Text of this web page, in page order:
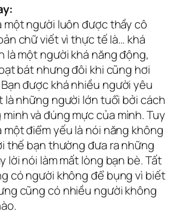
một người luôn được thầy cô
chữ viết vì thực tế là… khá
là một người khá năng động,
bát nhưng đôi khi cũng hơi
được khá nhiều người yêu
là những người lớn tuổi bởi cách
và đúng mực của mình. Tuy
một điểm yếu là nói năng không
thế bạn thường đưa ra những
lời nói làm mất lòng bạn bè. Tất
có người không để bụng vì biết
cũng có nhiều người không